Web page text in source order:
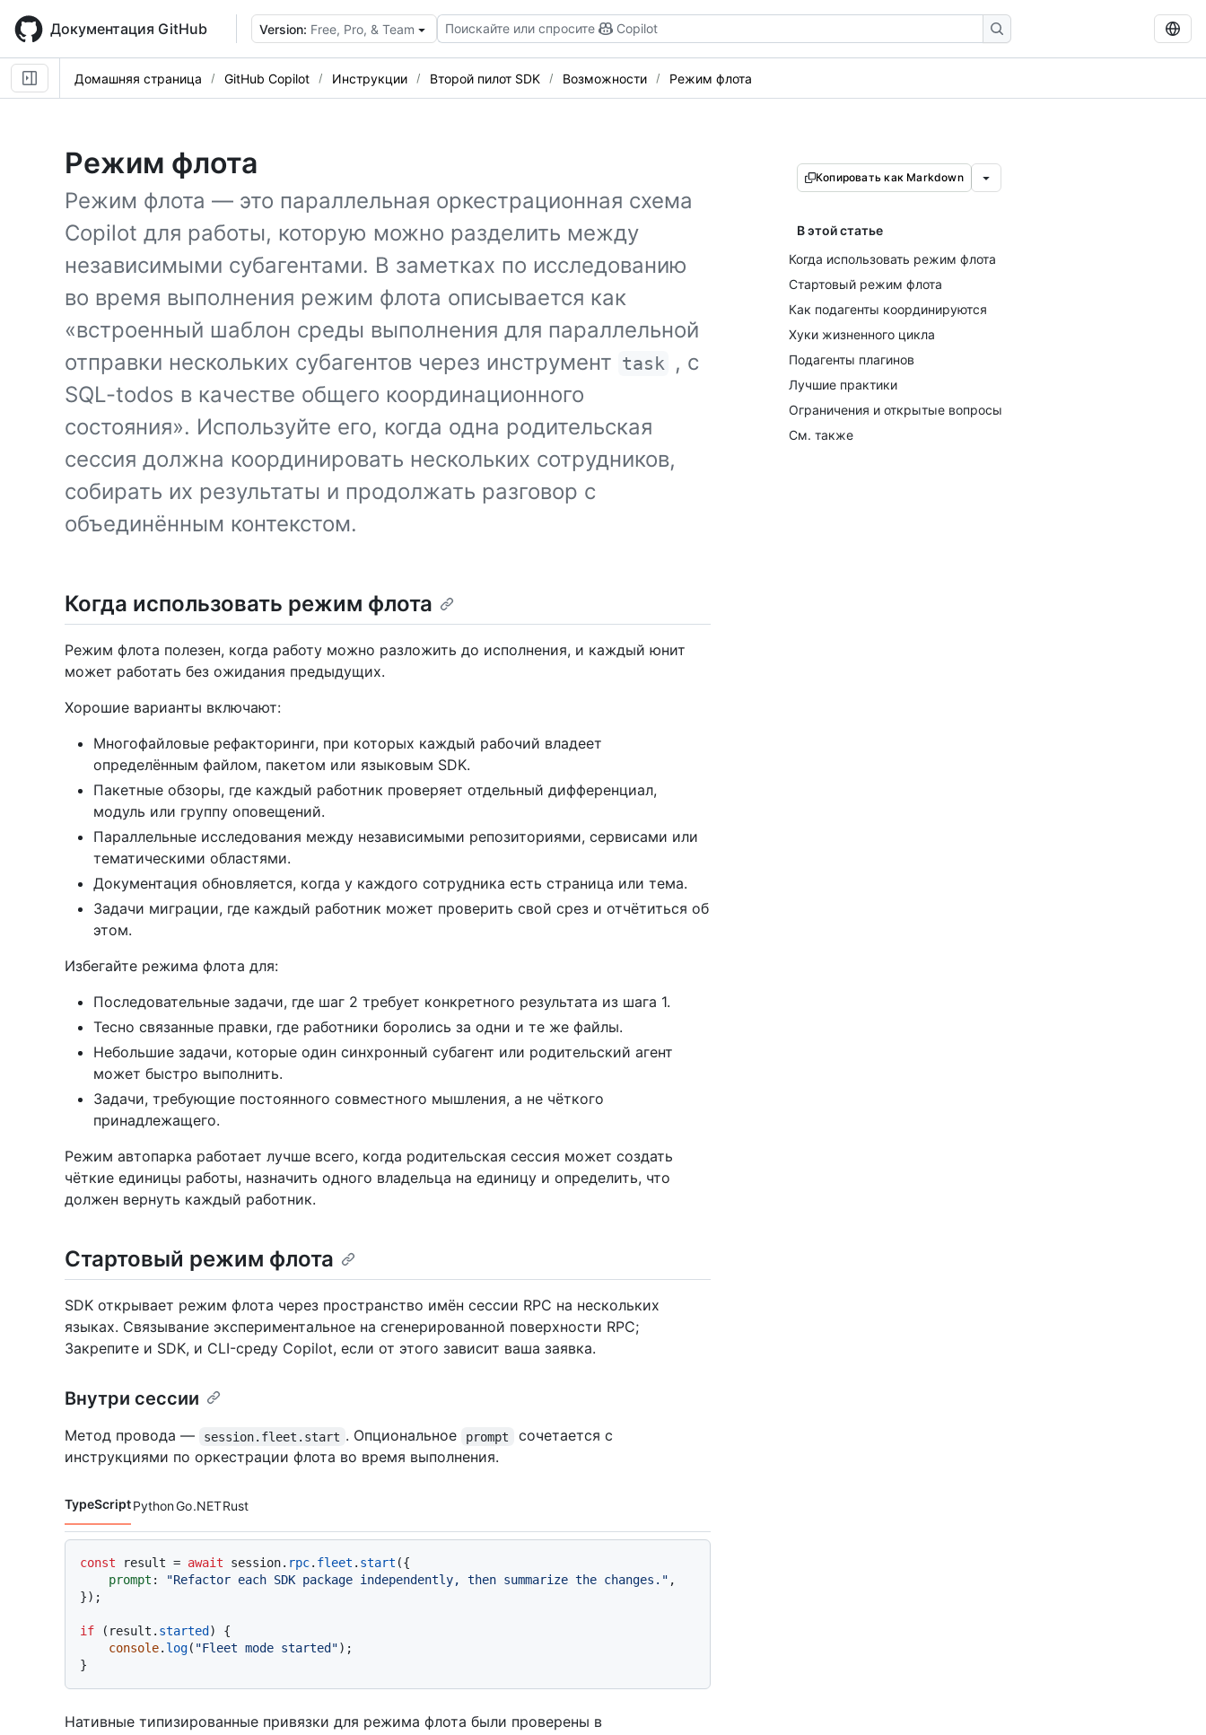
main
content
Документация GitHub Version: Free, Pro, & Team Поискайте или спросите Copilot
Домашняя страница GitHub Copilot Инструкции Второй пилот SDK Возможности Режим флота
Режим флота
Режим флота — это параллельная оркестрационная схема
Copilot для работы, которую можно разделить между
независимыми субагентами. В заметках по исследованию
во время выполнения режим флота описывается как
«встроенный шаблон среды выполнения для параллельной
отправки нескольких субагентов через инструмент task , с
SQL-todos в качестве общего координационного
состояния». Используйте его, когда одна родительская
сессия должна координировать нескольких сотрудников,
собирать их результаты и продолжать разговор с
объединённым контекстом.
Копировать как Markdown
В этой статье
Когда использовать режим флота
Стартовый режим флота
Как подагенты координируются
Хуки жизненного цикла
Подагенты плагинов
Лучшие практики
Ограничения и открытые вопросы
См. также
Когда использовать режим флота
Режим флота полезен, когда работу можно разложить до исполнения, и каждый юнит
может работать без ожидания предыдущих.
Хорошие варианты включают:
Многофайловые рефакторинги, при которых каждый рабочий владеет
определённым файлом, пакетом или языковым SDK.
Пакетные обзоры, где каждый работник проверяет отдельный дифференциал,
модуль или группу оповещений.
Параллельные исследования между независимыми репозиториями, сервисами или
тематическими областями.
Документация обновляется, когда у каждого сотрудника есть страница или тема.
Задачи миграции, где каждый работник может проверить свой срез и отчётиться об
этом.
Избегайте режима флота для:
Последовательные задачи, где шаг 2 требует конкретного результата из шага 1.
Тесно связанные правки, где работники боролись за одни и те же файлы.
Небольшие задачи, которые один синхронный субагент или родительский агент
может быстро выполнить.
Задачи, требующие постоянного совместного мышления, а не чёткого
принадлежащего.
Режим автопарка работает лучше всего, когда родительская сессия может создать
чёткие единицы работы, назначить одного владельца на единицу и определить, что
должен вернуть каждый работник.
Стартовый режим флота
SDK открывает режим флота через пространство имён сессии RPC на нескольких
языках. Связывание экспериментальное на сгенерированной поверхности RPC;
Закрепите и SDK, и CLI-среду Copilot, если от этого зависит ваша заявка.
Внутри сессии
Метод провода — session.fleet.start . Опциональное prompt
сочетается с
инструкциями по оркестрации флота во время выполнения.
Языки кода navigation
TypeScriptPythonGo.NETRust
const result = await session. rpc. fleet . start ({
prompt : "Refactor each SDK package independently, then summarize the changes." ,
});
if (result. started ) {
console. log( "Fleet mode started");
Нативные типизированные привязки для режима флота были проверены в